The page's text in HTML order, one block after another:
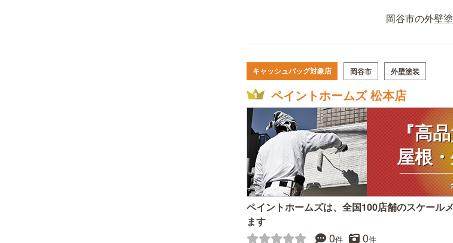
岡谷市の外壁
キャッシュバッグ対象店 岡谷市 外壁塗装
ペイントホームズ 松本店
『高
屋根
ペイントホームズは、全国100店舗のスケール
ます
0件 0件